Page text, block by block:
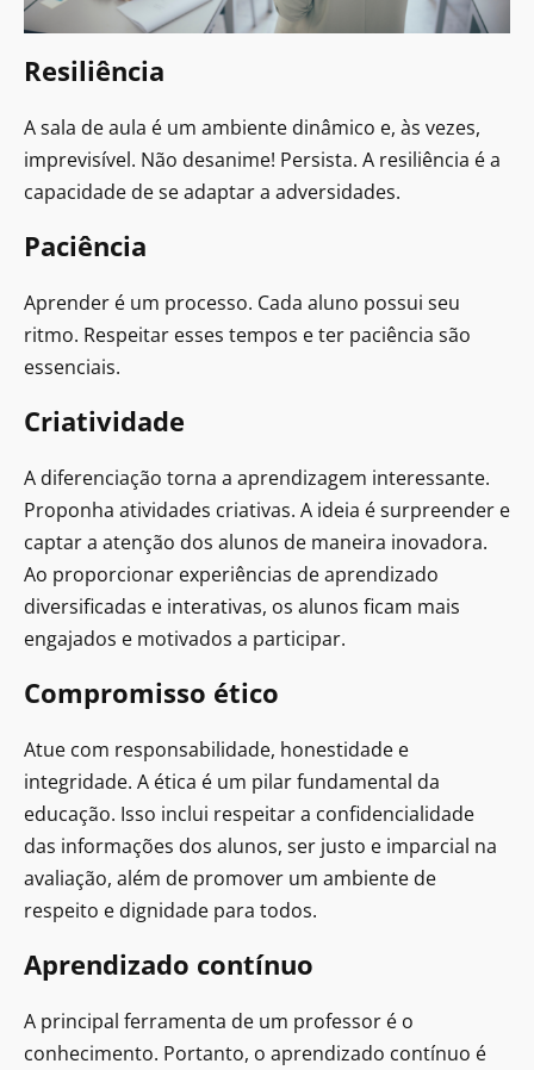
Resiliência
A sala de aula é um ambiente dinâmico e, às vezes,
imprevisível. Não desanime! Persista. A resiliência é a
capacidade de se adaptar a adversidades.
Paciência
Aprender é um processo. Cada aluno possui seu
ritmo. Respeitar esses tempos e ter paciência são
essenciais.
Criatividade
A diferenciação torna a aprendizagem interessante.
Proponha atividades criativas. A ideia é surpreender e
captar a atenção dos alunos de maneira inovadora.
Ao proporcionar experiências de aprendizado
diversificadas e interativas, os alunos ficam mais
engajados e motivados a participar.
Compromisso ético
Atue com responsabilidade, honestidade e
integridade. A ética é um pilar fundamental da
educação. Isso inclui respeitar a confidencialidade
das informações dos alunos, ser justo e imparcial na
avaliação, além de promover um ambiente de
respeito e dignidade para todos.
Aprendizado contínuo
A principal ferramenta de um professor é o
conhecimento. Portanto, o aprendizado contínuo é